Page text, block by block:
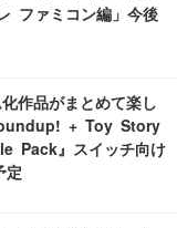
ファミコン編」今後
作品がまとめて楽し
+ Toy Story
Pack』スイッチ向け
定